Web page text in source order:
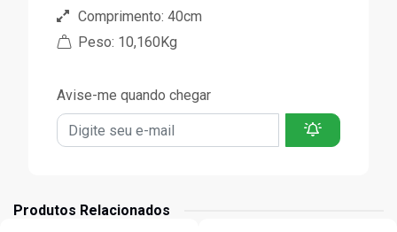
Comprimento: 40cm
Peso: 10,160Kg
Avise-me quando chegar
Produtos Relacionados